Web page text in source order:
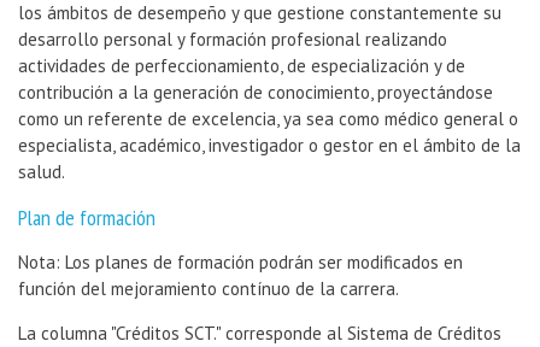
los ámbitos de desempeño y que gestione constantemente su
desarrollo personal y formación profesional realizando
actividades de perfeccionamiento, de especialización y de
contribución a la generación de conocimiento, proyectándose
como un referente de excelencia, ya sea como médico general o
especialista, académico, investigador o gestor en el ámbito de la
salud.
Plan de formación
Nota: Los planes de formación podrán ser modificados en
función del mejoramiento contínuo de la carrera.
La columna "Créditos SCT." corresponde al Sistema de Créditos